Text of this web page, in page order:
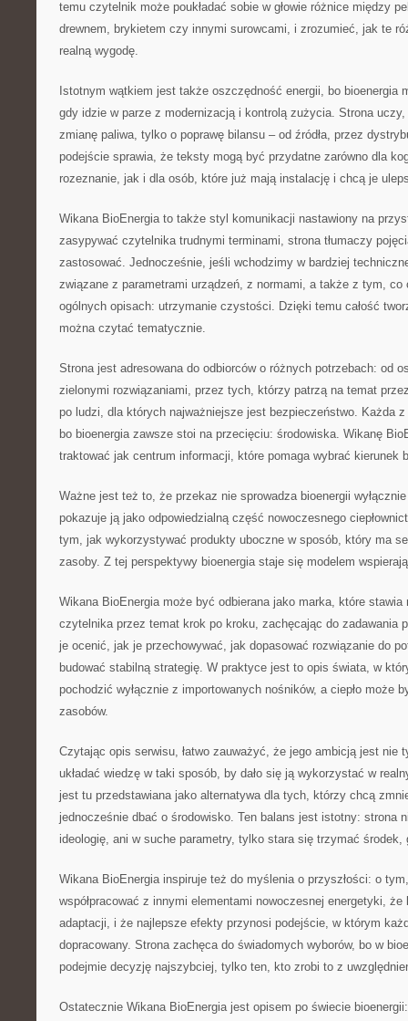
temu czytelnik może poukładać sobie w głowie różnice między
drewnem, brykietem czy innymi surowcami, i zrozumieć, jak te
realną wygodę.
Istotnym wątkiem jest także oszczędność energii, bo bioenergia
gdy idzie w parze z modernizacją i kontrolą zużycia. Strona
zmianę paliwa, tylko o poprawę bilansu – od źródła, przez
podejście sprawia, że teksty mogą być przydatne zarówno dla
rozeznanie, jak i dla osób, które już mają instalację i chcą je
Wikana BioEnergia to także styl komunikacji nastawiony na
zasypywać czytelnika trudnymi terminami, strona tłumaczy
zastosować. Jednocześnie, jeśli wchodzimy w bardziej
związane z parametrami urządzeń, z normami, a także z tym, co
ogólnych opisach: utrzymanie czystości. Dzięki temu całość
można czytać tematycznie.
Strona jest adresowana do odbiorców o różnych potrzebach: od
zielonymi rozwiązaniami, przez tych, którzy patrzą na temat
po ludzi, dla których najważniejsze jest bezpieczeństwo. Każda
bo bioenergia zawsze stoi na przecięciu: środowiska. Wikanę
traktować jak centrum informacji, które pomaga wybrać kierunek
Ważne jest też to, że przekaz nie sprowadza bioenergii wyłącznie
pokazuje ją jako odpowiedzialną część nowoczesnego
tym, jak wykorzystywać produkty uboczne w sposób, który ma
zasoby. Z tej perspektywy bioenergia staje się modelem
Wikana BioEnergia może być odbierana jako marka, które
czytelnika przez temat krok po kroku, zachęcając do zadawania
je ocenić, jak je przechowywać, jak dopasować rozwiązanie do
budować stabilną strategię. W praktyce jest to opis świata, w
pochodzić wyłącznie z importowanych nośników, a ciepło może
zasobów.
Czytając opis serwisu, łatwo zauważyć, że jego ambicją jest nie
układać wiedzę w taki sposób, by dało się ją wykorzystać w
jest tu przedstawiana jako alternatywa dla tych, którzy chcą
jednocześnie dbać o środowisko. Ten balans jest istotny: strona
ideologię, ani w suche parametry, tylko stara się trzymać
Wikana BioEnergia inspiruje też do myślenia o przyszłości: o
współpracować z innymi elementami nowoczesnej energetyki,
adaptacji, i że najlepsze efekty przynosi podejście, w którym
dopracowany. Strona zachęca do świadomych wyborów, bo w
podejmie decyzję najszybciej, tylko ten, kto zrobi to z
Ostatecznie Wikana BioEnergia jest opisem po świecie